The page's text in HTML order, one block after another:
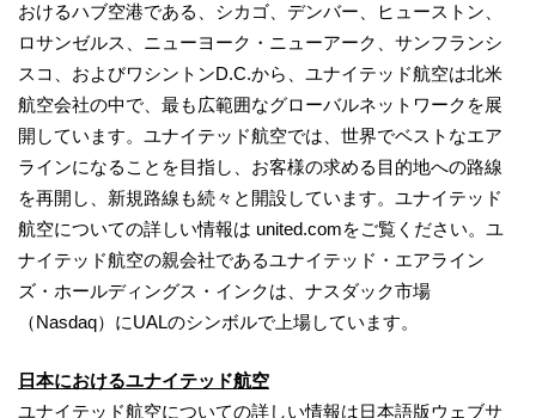
おけるハブ空港である、シカゴ、デンバー、ヒューストン、
ロサンゼルス、ニューヨーク・ニューアーク、サンフランシ
スコ、およびワシントンD.C.から、ユナイテッド航空は北米
航空会社の中で、最も広範囲なグローバルネットワークを展
開しています。ユナイテッド航空では、世界でベストなエア
ラインになることを目指し、お客様の求める目的地への路線
を再開し、新規路線も続々と開設しています。ユナイテッド
航空についての詳しい情報は united.comをご覧ください。ユ
ナイテッド航空の親会社であるユナイテッド・エアライン
ズ・ホールディングス・インクは、ナスダック市場
（Nasdaq）にUALのシンボルで上場しています。
日本におけるユナイテッド航空
ユナイテッド航空についての詳しい情報は日本語版ウェブサ